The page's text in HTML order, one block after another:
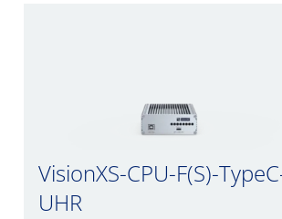
VisionXS-CPU-F(S)-
UHR